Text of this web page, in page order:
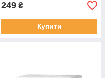
249 ₴
Купити